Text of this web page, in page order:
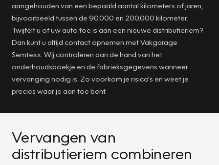
aangehouden van een bepaald aantal kilometers of jaren,
bijvoorbeeld tussen de 90.000 en 200.000 kilometer.
Twijfelt u of uw auto toe is aan een nieuwe distributieriem?
Dan kunt u altijd contact opnemen met Vakgarage
Semtexx. Wij controleren aan de hand van het
onderhoudsboekje en de fabrieksgegevens wanneer
vervanging nodig is. Zo voorkom je risico's en weet je
precies waar je aan toe bent.
Vervangen van
distributieriem combineren